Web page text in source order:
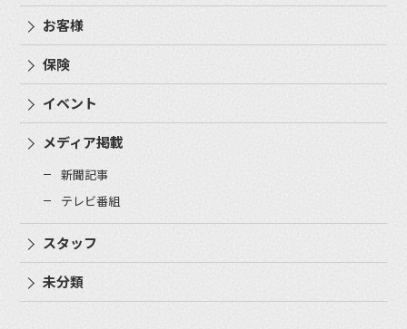
お客様
保険
イベント
メディア掲載
新聞記事
テレビ番組
スタッフ
未分類